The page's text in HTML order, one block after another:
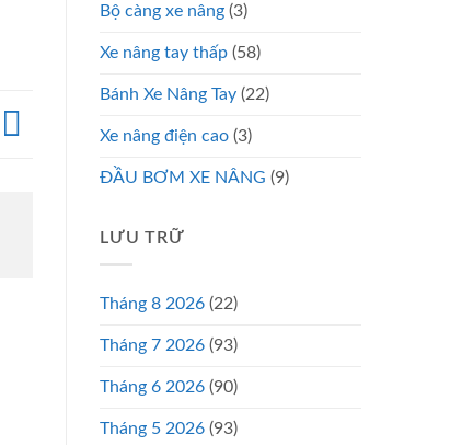
Bộ càng xe nâng (3)
Xe nâng tay thấp (58)
Bánh Xe Nâng Tay (22)
Xe nâng điện cao (3)
ĐẦU BƠM XE NÂNG (9)
LƯU TRỮ
Tháng 8 2026 (22)
Tháng 7 2026 (93)
Tháng 6 2026 (90)
Tháng 5 2026 (93)